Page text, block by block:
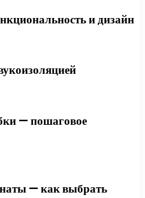
и дизайн
— пошаговое
— как выбрать